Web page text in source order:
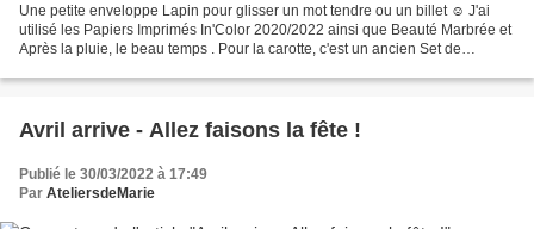
Une petite enveloppe Lapin pour glisser un mot tendre ou un billet ☺ J'ai
utilisé les Papiers Imprimés In'Color 2020/2022 ainsi que Beauté Marbrée et
Après la pluie, le beau temps . Pour la carotte, c'est un ancien Set de
Avril arrive - Allez faisons la fête !
Publié le 30/03/2022 à 17:49
Par AteliersdeMarie